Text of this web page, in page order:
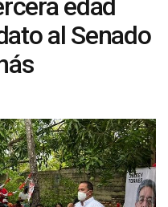
edad
al Senado